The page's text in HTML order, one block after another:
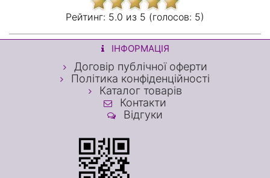
Рейтинг: 5.0 из 5 (голосов: 5)
ІНФОРМАЦІЯ
Договір публічної оферти
Політика конфіденційності
Каталог товарів
Контакти
Відгуки